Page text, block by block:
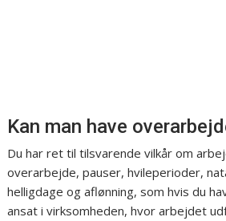
Kan man have
Du har ret til tilsvarende vilkår om
overarbejde, pauser, hvileperioder,
helligdage og aflønning, som hvis du
ansat i virksomheden, hvor arbejdet